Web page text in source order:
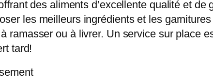
des aliments d’excellente qualité et
les meilleurs ingrédients et les
ramasser ou à livrer. Un service sur place
tard!